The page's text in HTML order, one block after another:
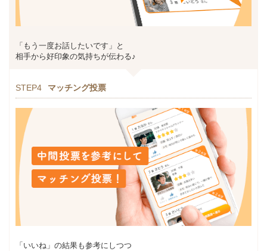
「もう一度お話したいです」と
相手から好印象の気持ちが伝わる♪
STEP4 マッチング投票
「いいね」の結果も参考にしつつ